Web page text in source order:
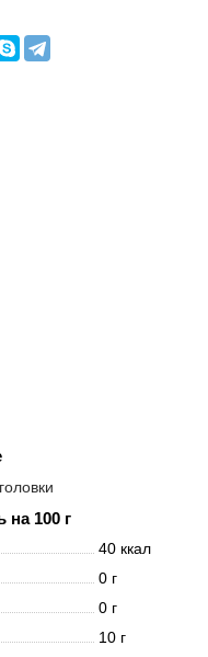
на 100 г
40 ккал
0 г
0 г
10 г